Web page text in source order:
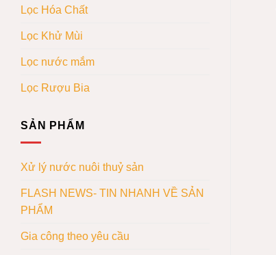
Lọc Hóa Chất
Lọc Khử Mùi
Lọc nước mắm
Lọc Rượu Bia
SẢN PHẨM
Xử lý nước nuôi thuỷ sản
FLASH NEWS- TIN NHANH VỀ SẢN
PHẨM
Gia công theo yêu cầu